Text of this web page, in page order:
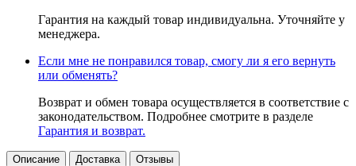
Гарантия на каждый товар индивидуальна. Уточняйте у
менеджера.
Если мне не понравился товар, смогу ли я его вернуть
или обменять?
Возврат и обмен товара осуществляется в соответствие с
законодательством. Подробнее смотрите в разделе
Гарантия и возврат.
Описание Доставка Отзывы